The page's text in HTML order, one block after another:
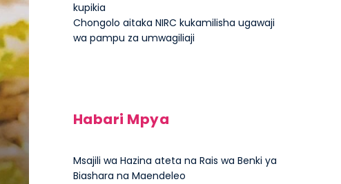
kupikia
Chongolo aitaka NIRC kukamilisha ugawaji
wa pampu za umwagiliaji
Habari Mpya
Msajili wa Hazina ateta na Rais wa Benki ya
Biashara na Maendeleo